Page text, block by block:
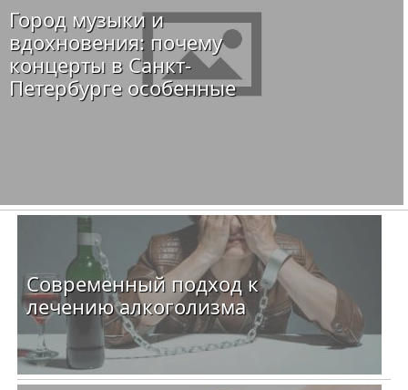
Город музыки и
вдохновения: почему
концерты в Санкт-
Петербурге особенные
Современный подход к
лечению алкоголизма